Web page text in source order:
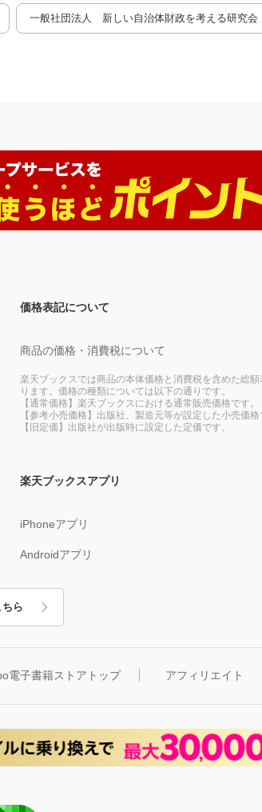
一般社団法人 新しい自治体財政を考える研究会
価格表記について
商品の価格・消費税について
楽天ブックスでは商品の本体価格と消費税を含めた総額
ります。価格の種類については以下の通りです。
【通常価格】楽天ブックスにおける通常販売価格です。
【参考小売価格】出版社、製造元等が設定した小売価格
【旧定価】出版社が出版時に設定した定価です。
楽天ブックスアプリ
iPhoneアプリ
Androidアプリ
ら
電子書籍ストアトップ アフィリエイト